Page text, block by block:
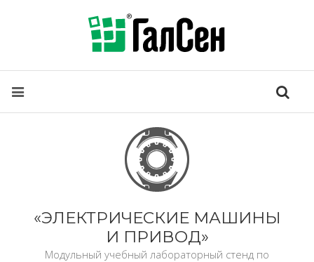
«ЭЛЕКТРИЧЕСКИЕ МАШИНЫ
И ПРИВОД»
Модульный учебный лабораторный стенд по